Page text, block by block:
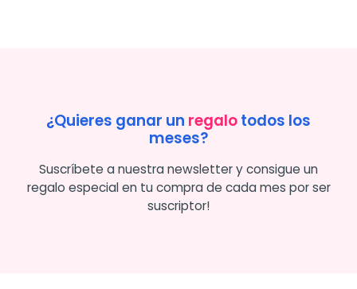
¿Quieres ganar un regalotodos los
meses?
Suscríbete a nuestra newsletter y consigue un
regalo especial en tu compra de cada mes por ser
suscriptor!